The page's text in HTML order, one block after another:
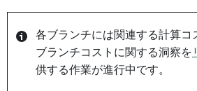
各ブランチには関連する計算コ
ブランチコストに関する洞察を
供する作業が進行中です。